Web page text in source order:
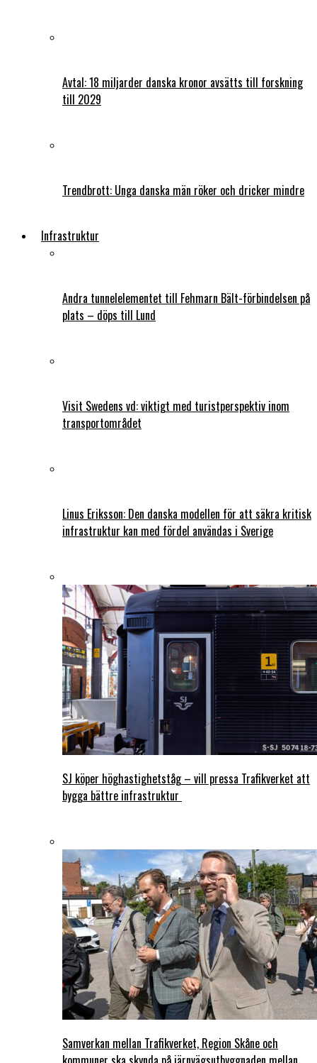
Avtal: 18 miljarder danska kronor avsätts till forskning
till 2029
Trendbrott: Unga danska män röker och dricker mindre
Infrastruktur
Andra tunnelelementet till Fehmarn Bält-förbindelsen på
plats – döps till Lund
Visit Swedens vd: viktigt med turistperspektiv inom
transportområdet
Linus Eriksson: Den danska modellen för att säkra kritisk
infrastruktur kan med fördel användas i Sverige
SJ köper höghastighetståg – vill pressa Trafikverket att
bygga bättre infrastruktur
Samverkan mellan Trafikverket, Region Skåne och